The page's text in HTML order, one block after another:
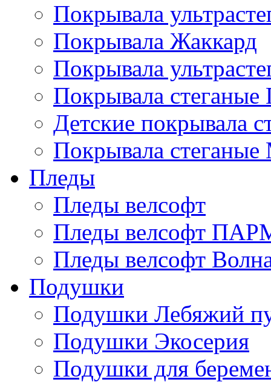
Покрывала
Покрывала Жаккард
Покрывала
Покрывала стеганые
Детские покрывала
Покрывала
Пледы
Пледы велсофт
Пледы велсофт
Пледы велсофт
Подушки
Подушки Лебяжий
Подушки Экосерия
Подушки для